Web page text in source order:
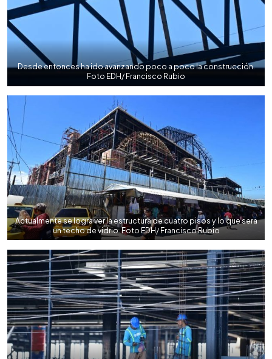
Desde entonces ha ido avanzando poco a poco la construcción.
Foto EDH/ Francisco Rubio
Actualmente se logra ver la estructura de cuatro pisos y lo que sera
un techo de vidrio. Foto EDH/ Francisco Rubio